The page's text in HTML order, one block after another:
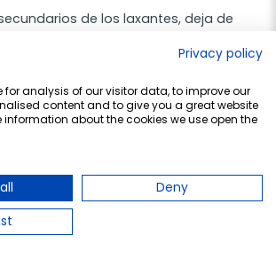
de los laxantes, deja de
Privacy policy
for analysis of our visitor data, to improve our
content and to give you a great website
information about the cookies we use open the
Deny